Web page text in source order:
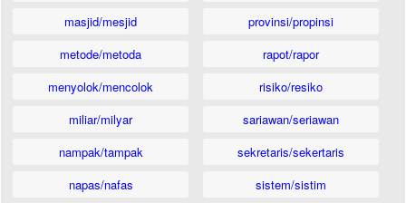
masjid/mesjid
metode/metoda
menyolok/mencolok
miliar/milyar
nampak/tampak
napas/nafas
provinsi/propinsi
rapot/rapor
risiko/resiko
sariawan/seriawan
sekretaris/sekertaris
sistem/sistim